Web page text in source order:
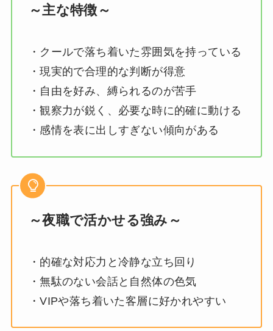
～主な特徴～
・クールで落ち着いた雰囲気を持っている
・現実的で合理的な判断が得意
・自由を好み、縛られるのが苦手
・観察力が鋭く、必要な時に的確に動ける
・感情を表に出しすぎない傾向がある
～夜職で活かせる強み～
・的確な対応力と冷静な立ち回り
・無駄のない会話と自然体の色気
・VIPや落ち着いた客層に好かれやすい